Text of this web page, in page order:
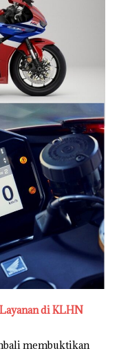
di KLHN
membuktikan